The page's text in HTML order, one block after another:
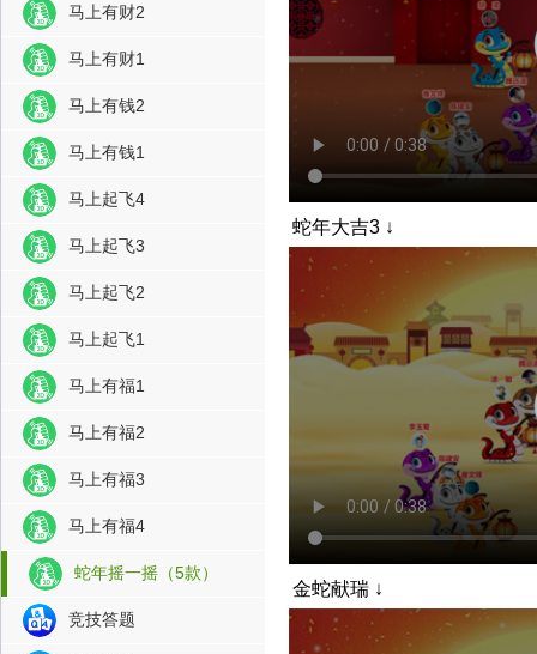
马上有财2
马上有财1
马上有钱2
马上有钱1
马上起飞4
马上起飞3
马上起飞2
马上起飞1
马上有福1
马上有福2
马上有福3
马上有福4
蛇年摇一摇（5款）
竞技答题
蛇年大吉3
金蛇献瑞